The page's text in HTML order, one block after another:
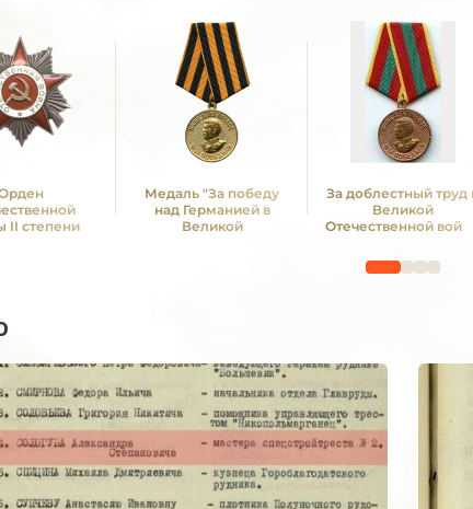
II степени
Медаль "За победу
над Германией в
Великой
За доблестный труд
Великой
Отечественной войне